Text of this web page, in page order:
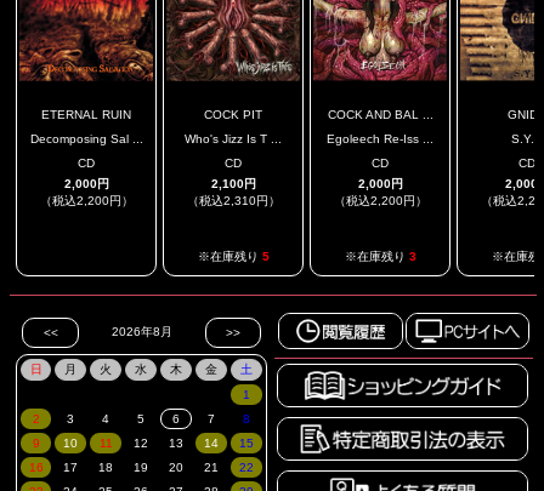
ETERNAL RUIN
Decomposing Sal ...
CD
2,000円
（税込2,200円）
COCK PIT
Who's Jizz Is T ...
CD
2,100円
（税込2,310円）
※在庫残り 5
COCK AND BAL ...
Egoleech Re-Iss ...
CD
2,000円
（税込2,200円）
※在庫残り 3
S.Y.F.
CD
2,000
（税込
※在庫残